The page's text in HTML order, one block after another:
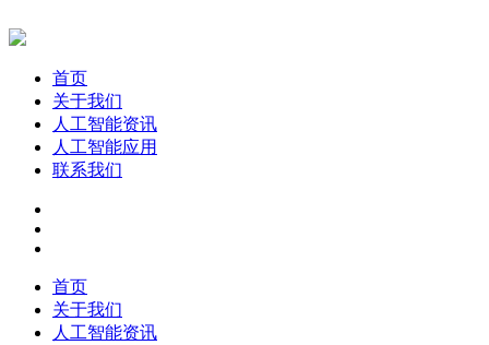
首页
关于我们
人工智能资讯
人工智能应用
联系我们
首页
关于我们
人工智能资讯